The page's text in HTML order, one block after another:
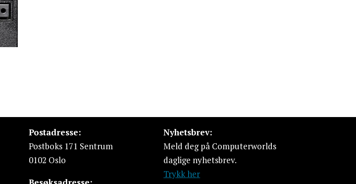
Postadresse:
Postboks 171 Sentrum
0102 Oslo
Nyhetsbrev:
Meld deg på Computerworlds
daglige nyhetsbrev.
Trykk her